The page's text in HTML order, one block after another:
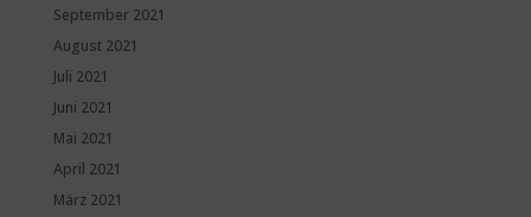
September 2021
August 2021
Juli 2021
Juni 2021
Mai 2021
April 2021
März 2021